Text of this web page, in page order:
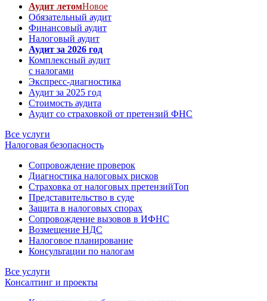
Аудит летомНовое
Обязательный аудит
Финансовый аудит
Налоговый аудит
Аудит за 2026 год
Комплексный аудит
с налогами
Экспресс-диагностика
Аудит за 2025 год
Стоимость аудита
Аудит со страховкой от претензий ФНС
Все услуги
Налоговая безопасность
Сопровождение проверок
Диагностика налоговых рисков
Страховка от налоговых претензийТоп
Представительство в суде
Защита в налоговых спорах
Сопровождение вызовов в ИФНС
Возмещение НДС
Налоговое планирование
Консультации по налогам
Все услуги
Консалтинг и проекты